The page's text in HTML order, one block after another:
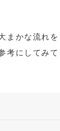
まかな流れ
考にしてみ